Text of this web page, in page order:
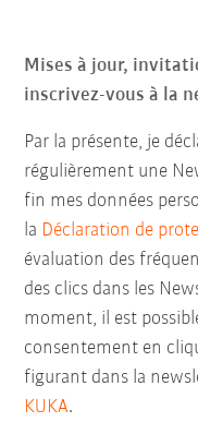
Mises à jour,
inscrivez-vous à la
Par la présente, je
régulièrement une
fin mes données
la Déclaration de
évaluation des
des clics dans les
moment, il est
consentement en
figurant dans la
KUKA.